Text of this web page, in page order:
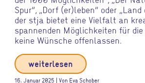
Spur“, „Dorf (er)leben“ oder
der stja bietet eine Vielfalt an
spannenden Möglichkeiten für die
keine Wünsche offenlassen.
weiterlesen
16. Januar 2025 | Von Eva Schober